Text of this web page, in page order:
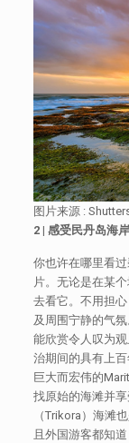
图片来源 :
2 | 感受民丹岛海
你也许在哪里看
片。无论是在某
去看它。不用担
及周围宁静的气
能欣赏令人叹为
治期间的具有上
巨大而宏伟的
找原始的海滩并
（Trikora）海滩
且外国游客都知